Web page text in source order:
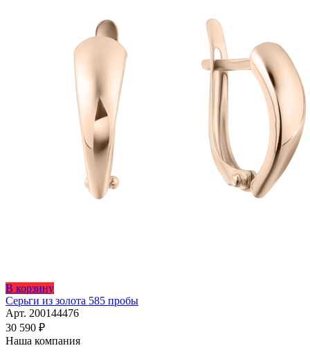
В корзину
Серьги из золота 585 пробы
Арт. 200144476
30 590 ₽
Наша компания